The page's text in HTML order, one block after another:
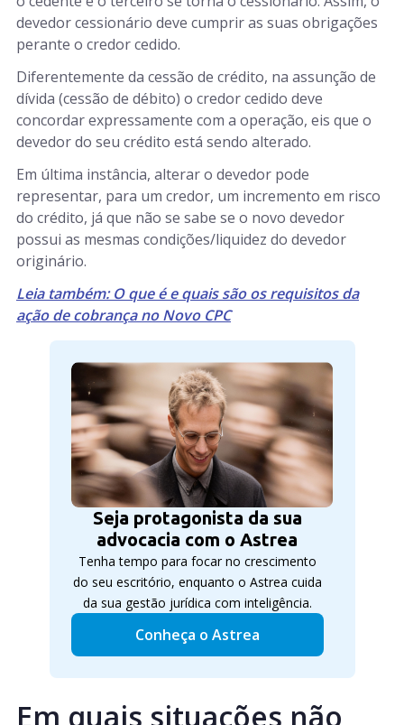
devedor cessionário deve cumprir as suas obrigações
perante o credor cedido.
Diferentemente da cessão de crédito, na assunção de
dívida (cessão de débito) o credor cedido deve
concordar expressamente com a operação, eis que o
devedor do seu crédito está sendo alterado.
Em última instância, alterar o devedor pode
representar, para um credor, um incremento em risco
do crédito, já que não se sabe se o novo devedor
possui as mesmas condições/liquidez do devedor
originário.
Leia também: O que é e quais são os requisitos da
ação de cobrança no Novo CPC
Seja protagonista da sua
advocacia com o Astrea
Tenha tempo para focar no crescimento
do seu escritório, enquanto o Astrea cuida
da sua gestão jurídica com inteligência.
Conheça o Astrea
Em quais situações não